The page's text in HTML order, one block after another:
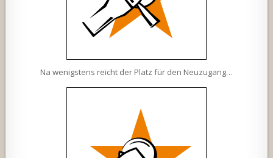
Na wenigstens reicht der Platz für den Neuzugang…